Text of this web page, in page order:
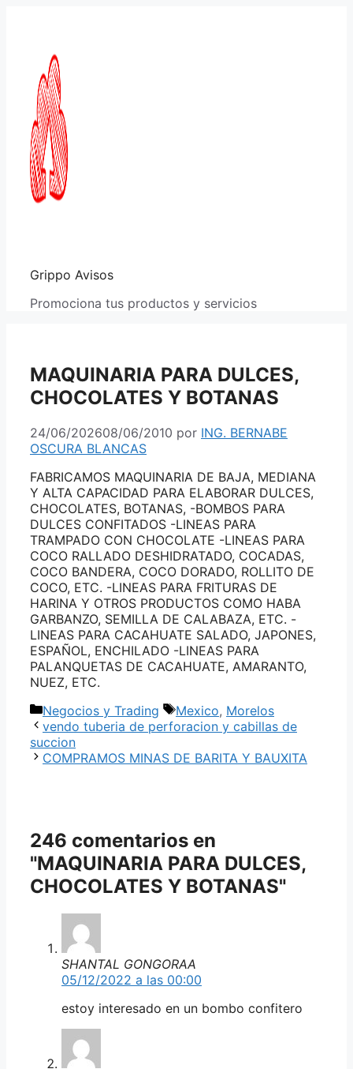
Grippo Avisos
Promociona tus productos y servicios
MAQUINARIA PARA DULCES,
CHOCOLATES Y BOTANAS
24/06/202608/06/2010 por ING. BERNABE
OSCURA BLANCAS
FABRICAMOS MAQUINARIA DE BAJA, MEDIANA
Y ALTA CAPACIDAD PARA ELABORAR DULCES,
CHOCOLATES, BOTANAS, -BOMBOS PARA
DULCES CONFITADOS -LINEAS PARA
TRAMPADO CON CHOCOLATE -LINEAS PARA
COCO RALLADO DESHIDRATADO, COCADAS,
COCO BANDERA, COCO DORADO, ROLLITO DE
COCO, ETC. -LINEAS PARA FRITURAS DE
HARINA Y OTROS PRODUCTOS COMO HABA
GARBANZO, SEMILLA DE CALABAZA, ETC. -
LINEAS PARA CACAHUATE SALADO, JAPONES,
ESPAÑOL, ENCHILADO -LINEAS PARA
PALANQUETAS DE CACAHUATE, AMARANTO,
NUEZ, ETC.
Categorías
Negocios y Trading Etiquetas
Mexico, Morelos
vendo tuberia de perforacion y cabillas de
succion
COMPRAMOS MINAS DE BARITA Y BAUXITA
246 comentarios en
"MAQUINARIA PARA DULCES,
CHOCOLATES Y BOTANAS"
SHANTAL GONGORAA
05/12/2022 a las 00:00
estoy interesado en un bombo confitero